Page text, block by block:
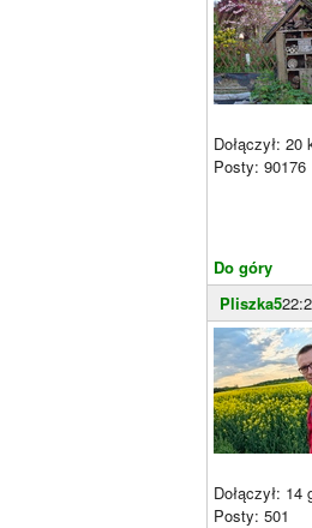
Dołączył: 20
Posty: 90176
Do góry
Pliszka5
Dołączył: 14
Posty: 501